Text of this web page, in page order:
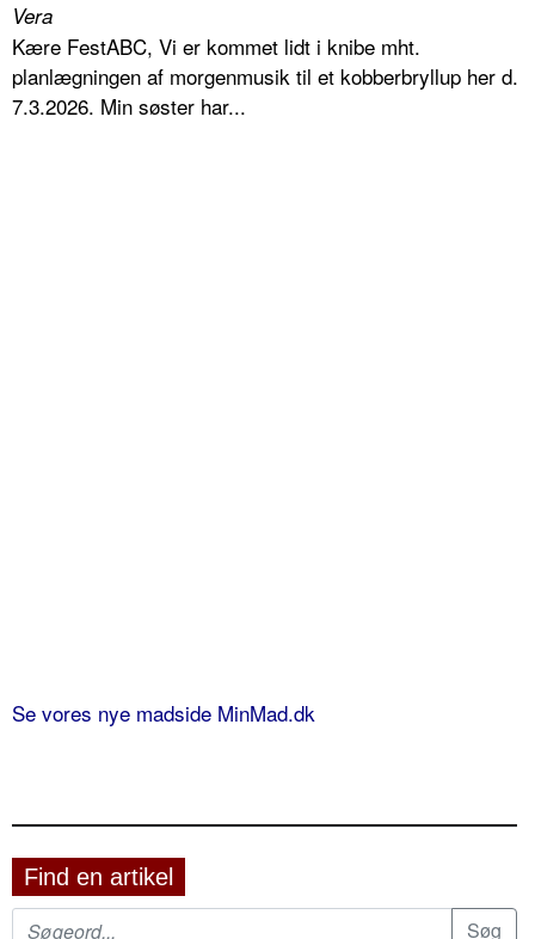
Vera
Kære FestABC, Vi er kommet lidt i knibe mht.
planlægningen af morgenmusik til et kobberbryllup her d.
7.3.2026. Min søster har...
Se vores nye madside MinMad.dk
Find en artikel